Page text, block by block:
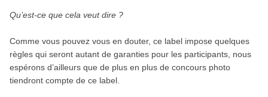
Qu’est-ce que cela veut dire ?
Comme vous pouvez vous en douter, ce label impose quelques
règles qui seront autant de garanties pour les participants, nous
espérons d’ailleurs que de plus en plus de concours photo
tiendront compte de ce label.